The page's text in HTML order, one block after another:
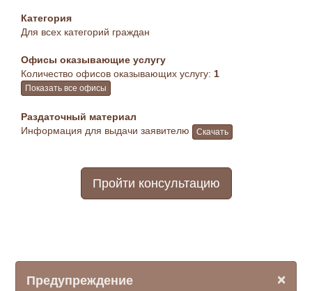
Категория
Для всех категорий граждан
Офисы оказывающие услугу
Количество офисов оказывающих услугу: 1
Показать все офисы
Раздаточный материал
Информация для выдачи заявителю
Скачать
Пройти консультацию
×
Предупреждение